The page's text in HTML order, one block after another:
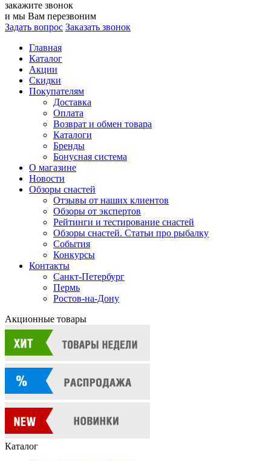
закажите звонок
и мы Вам перезвоним
Задать вопрос Заказать звонок
Главная
Каталог
Акции
Скидки
Покупателям
Доставка
Оплата
Возврат и обмен товара
Каталоги
Бренды
Бонусная система
О магазине
Новости
Обзоры снастей
Отзывы от наших клиентов
Обзоры от экспертов
Рейтинги и тестирование снастей
Обзоры снастей. Статьи про рыбалку
События
Конкурсы
Контакты
Санкт-Петербург
Пермь
Ростов-на-Дону
Акционные товары
Каталог